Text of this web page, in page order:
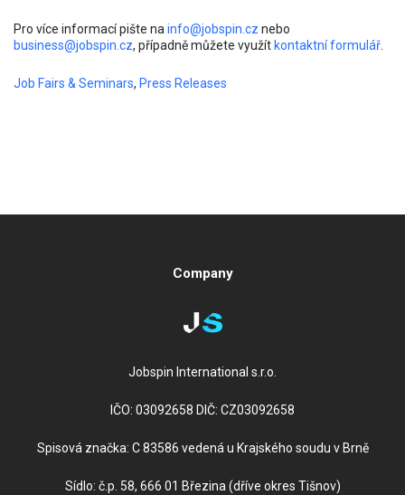
Pro více informací pište nainfo@jobspin.cz nebo
business@jobspin.cz, případně můžete využít kontaktní formulář.
Job Fairs & Seminars, Press Releases
Company
Jobspin International s.r.o.
IČO: 03092658 DIČ: CZ03092658
Spisová značka: C 83586 vedená u Krajského soudu v Brně
Sídlo: č.p. 58, 666 01 Březina (dříve okres Tišnov)